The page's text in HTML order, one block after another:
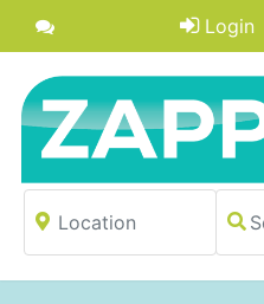
Login